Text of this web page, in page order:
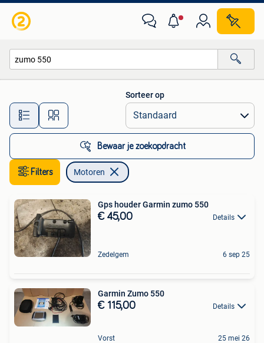
Alle afstanden…
Sorteer op
Bewaar je zoekopdracht
Filters Motoren
Gps houder Garmin zumo 550
€ 45,00 Details
Zedelgem 6 sep 25
Garmin Zumo 550
€ 115,00 Details
Vorst 25 mei 26